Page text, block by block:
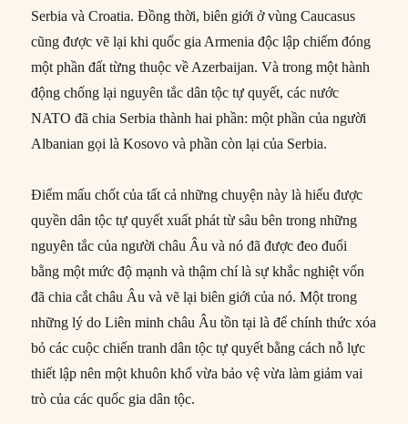
Serbia và Croatia. Đồng thời, biên giới ở vùng Caucasus
cũng được vẽ lại khi quốc gia Armenia độc lập chiếm đóng
một phần đất từng thuộc về Azerbaijan. Và trong một hành
động chống lại nguyên tắc dân tộc tự quyết, các nước
NATO đã chia Serbia thành hai phần: một phần của người
Albanian gọi là Kosovo và phần còn lại của Serbia.
Điểm mấu chốt của tất cả những chuyện này là hiểu được
quyền dân tộc tự quyết xuất phát từ sâu bên trong những
nguyên tắc của người châu Âu và nó đã được đeo đuổi
bằng một mức độ mạnh và thậm chí là sự khắc nghiệt vốn
đã chia cắt châu Âu và vẽ lại biên giới của nó. Một trong
những lý do Liên minh châu Âu tồn tại là để chính thức xóa
bỏ các cuộc chiến tranh dân tộc tự quyết bằng cách nỗ lực
thiết lập nên một khuôn khổ vừa bảo vệ vừa làm giảm vai
trò của các quốc gia dân tộc.